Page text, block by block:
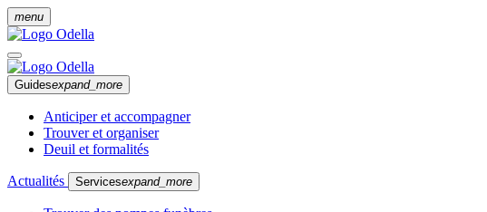
menu
Guidesexpand_more
Anticiper et accompagner
Trouver et organiser
Deuil et formalités
Actualités Servicesexpand_more